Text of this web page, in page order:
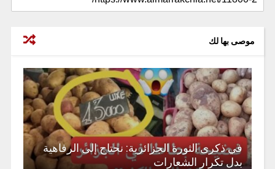
موصى بها لك
في ذكرى الثورة الجزائرية: نحتاج إلى الرفاهية
بدل تكرار الشعارات